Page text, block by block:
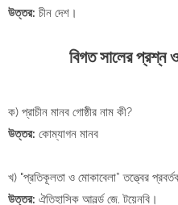
উত্তর: চীন দেশ।
বিগত সালের প্রশ্ন
ক) প্রাচীন মানব গোষ্ঠীর নাম কী?
উত্তর: কোম্যাগন মানব
খ) "প্রতিকূলতা ও মোকাবেলা” তত্ত্বের
উত্তর: ঐতিহাসিক আনর্ল্ড জে. টয়েনবি।